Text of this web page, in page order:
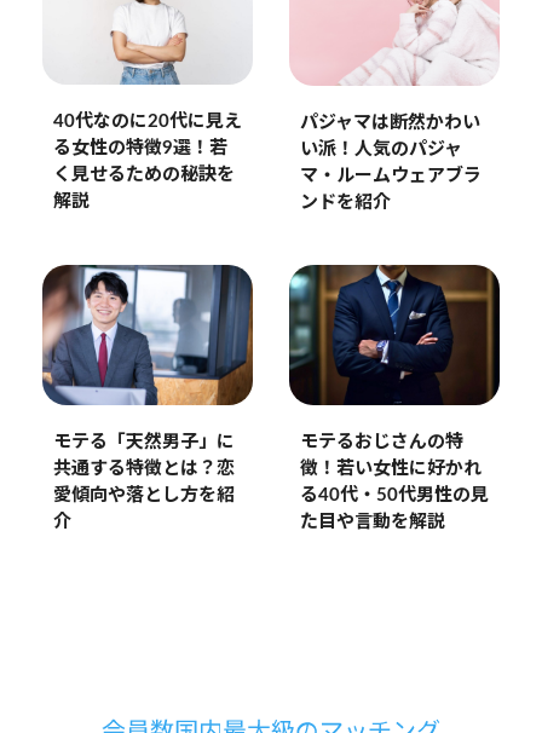
40代なのに20代に見え
る女性の特徴9選！若
く見せるための秘訣を
解説
パジャマは断然かわい
い派！人気のパジャ
マ・ルームウェアブラ
ンドを紹介
モテる「天然男子」に
共通する特徴とは？恋
愛傾向や落とし方を紹
介
モテるおじさんの特
徴！若い女性に好かれ
る40代・50代男性の見
た目や言動を解説